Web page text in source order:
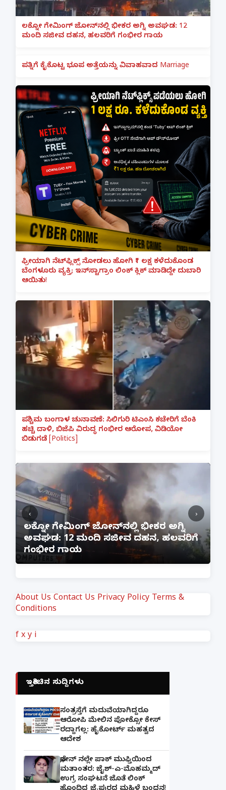
ಲಕ್ನೋ ಗೇಮಿಂಗ್ ಜೋನ್‌ನಲ್ಲಿ ಭೀಕರ ಅಗ್ನಿ ಅವಘಡ: 12
ಮಂದಿ ಸಜೀವ ದಹನ, ಹಲವರಿಗೆ ಗಂಭೀರ ಗಾಯ
ಪತ್ನಿಗೆ ಕೈಕೊಟ್ಟ ಭೂಪ ಅತ್ತೆಯನ್ನು ವಿವಾಹವಾದ Marriage
ಫ್ರೀಯಾಗಿ ನೆಟ್‌ಫ್ಲಿಕ್ಸ್ ನೋಡಲು ಹೋಗಿ ₹1 ಲಕ್ಷ ಕಳೆದುಕೊಂಡ
ಬೆಂಗಳೂರು ವ್ಯಕ್ತಿ; ಇನ್‌ಸ್ಟಾಗ್ರಾಂ ಲಿಂಕ್ ಕ್ಲಿಕ್ ಮಾಡಿದ್ದೇ ದುಬಾರಿ
ಆಯಿತು!
ಪಶ್ಚಿಮ ಬಂಗಾಳ ಚುನಾವಣೆ: ಸಿಲಿಗುರಿ ಟಿಎಂಸಿ ಕಚೇರಿಗೆ ಬೆಂಕಿ
ಹಚ್ಚಿ ದಾಳಿ, ಬಿಜೆಪಿ ವಿರುದ್ಧ ಗಂಭೀರ ಆರೋಪ, ವಿಡಿಯೋ
ಬಿಡುಗಡೆ [Politics]
ಲಕ್ನೋ ಗೇಮಿಂಗ್ ಜೋನ್‌ನಲ್ಲಿ ಭೀಕರ ಅಗ್ನಿ
ಅವಘಡ: 12 ಮಂದಿ ಸಜೀವ ದಹನ, ಹಲವರಿಗೆ
ಗಂಭೀರ ಗಾಯ
‹ ›
About Us Contact Us Privacy Policy Terms &
Conditions
f x y i
ಇತ್ತೀಚಿನ ಸುದ್ದಿಗಳು
ಸಂತ್ರಸ್ತೆಗೆ ಮದುವೆಯಾಗಿದ್ದರೂ
ಆರೋಪಿ ಮೇಲಿನ ಪೋಕ್ಸೋ ಕೇಸ್
ರದ್ದಾಗಲ್ಲ: ಹೈಕೋರ್ಟ್ ಮಹತ್ವದ
ಆದೇಶ
ಫೋನ್ ನಲ್ಲೇ ಪಾಕ್ ಮುಫ್ತಿಯಿಂದ
ಮತಾಂತರ: ಜೈಶ್-ಎ-ಮೊಹಮ್ಮದ್
ಉಗ್ರ ಸಂಘಟನೆ ಜೊತೆ ಲಿಂಕ್